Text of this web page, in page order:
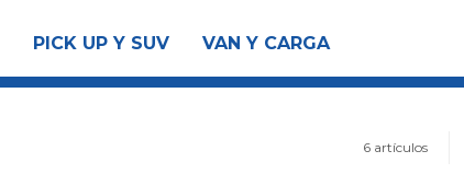
PICK UP Y SUV VAN Y CARGA
6 artículos